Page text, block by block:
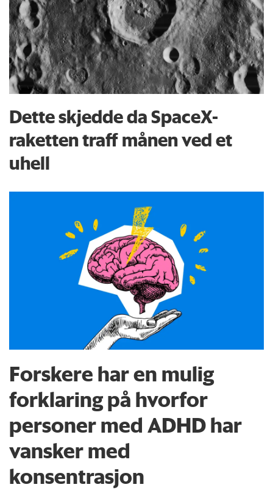
Dette skjedde da SpaceX-
raketten traff månen ved et
uhell
Forskere har en mulig
forklaring på hvorfor
personer med ADHD har
vansker med
konsentrasjon